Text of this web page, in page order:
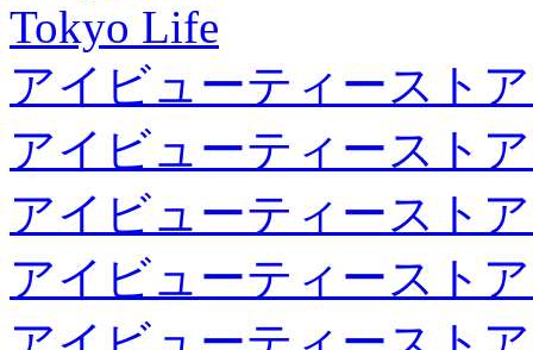
Tokyo Life
アイビューティースト
アイビューティースト
アイビューティースト
アイビューティースト